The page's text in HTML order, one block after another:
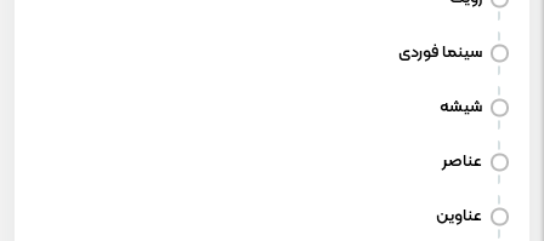
سینما فوردی
شیشه
عناصر
عناوین